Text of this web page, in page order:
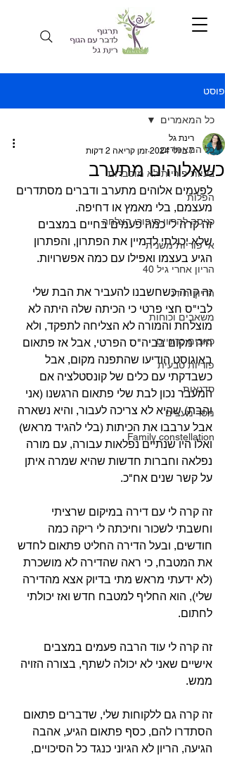
פוסט
כל המאמרים
בעיות פוריות לא מוסברות
הפלות
כניסה להריון סיפורי הצלחה
אי פוריות משנית
הריון אחרי גיל 40
הריון יחידני
משאבים וכוחות
כאבים כרוניים
פוריות טבעית
סדנאות
מסר מעצים
Family constellation
כל המאמרים
כשאלוהים מתערב
רינת גל
7 ביולי 2024
זמן קריאה 2 דקות
לפעמים אלוהים מתערב ודברים מסתדרים
מעצמם, בלי מאמץ או דחיפה.
זה קרה לי כמה פעמים בחיים במצבים
שלא יכולתי לדמיין את הפתרון, והפתרון
הגיע בעצמו ואפילו עם כמה אפשרויות.
זה קרה כשחשבנו להעביר את הבת שלי
לבי"ס חצי פרטי כי הכיתה שלה היתה לא
מוצלחת והמורה לא הצליחה לתפקד, ולא
היה מקום בביה"ס הפרטי, אבל אז פתאום
באוגוסט הודיעו שהתפנה מקום, אבל
כשבדקתי עם כלים של קונסטלציה אם
המעבר נכון לבת שלי פתאום הרגשנו (אני
והבת) שהיא לא צריכה לעבור, והיא נשארה
אבל ערבבו את הכיתות (בלי להגיד מראש)
ואלו היו שנתיים נפלאות עבורה, עם מורה
נפלאה וחברות חדשות שהיא שמרה איתן
על קשר שנים אח"כ.
זה קרה לי עם דירה במיקום שרציתי
וחשבתי לשכור וחיכתה לי ריקה כמה
חודשים, ובעל הדירה החליט פתאום לחדש
את המטבח, כי ראה שהדירה לא מושכרת
(לא ידעתי מראש מתי בדיוק אצא מהדירה
שלי), הוא החליף למטבח חדש ואז יכולתי
לחתום.
זה קרה לי עוד הרבה פעמים במצבים
אישיים שאני לא יכולה לשתף, בצורה הזויה
ממש.
זה קרה גם ללקוחות שלי, שדברים פתאום
הסתדרו להם, כסף פתאום הגיע, אהבה
הגיעה, הריון לא הגיוני כנגד כל הסיכויים,